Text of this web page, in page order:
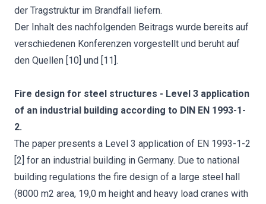
der Tragstruktur im Brandfall liefern.
Der Inhalt des nachfolgenden Beitrags wurde bereits auf
verschiedenen Konferenzen vorgestellt und beruht auf
den Quellen [10] und [11].
Fire design for steel structures - Level 3 application
of an industrial building according to DIN EN 1993-1-
2.
The paper presents a Level 3 application of EN 1993-1-2
[2] for an industrial building in Germany. Due to national
building regulations the fire design of a large steel hall
(8000 m2 area, 19,0 m height and heavy load cranes with